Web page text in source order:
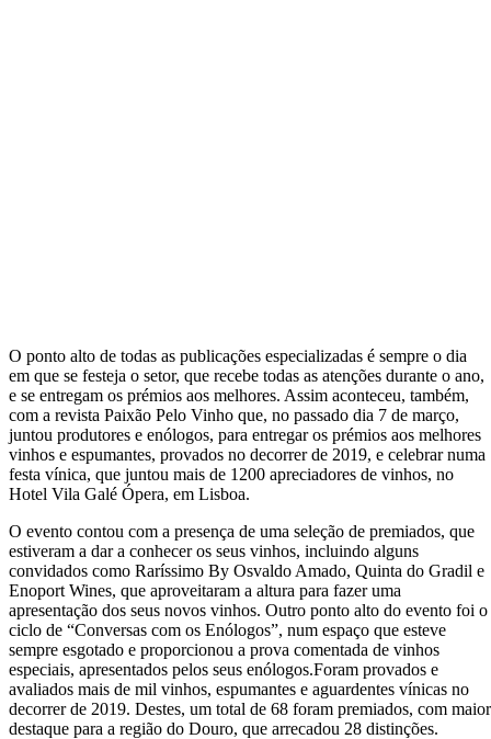
O ponto alto de todas as publicações especializadas é sempre o dia
em que se festeja o setor, que recebe todas as atenções durante o ano,
e se entregam os prémios aos melhores. Assim aconteceu, também,
com a revista Paixão Pelo Vinho que, no passado dia 7 de março,
juntou produtores e enólogos, para entregar os prémios aos melhores
vinhos e espumantes, provados no decorrer de 2019, e celebrar numa
festa vínica, que juntou mais de 1200 apreciadores de vinhos, no
Hotel Vila Galé Ópera, em Lisboa.
O evento contou com a presença de uma seleção de premiados, que
estiveram a dar a conhecer os seus vinhos, incluindo alguns
convidados como Raríssimo By Osvaldo Amado, Quinta do Gradil e
Enoport Wines, que aproveitaram a altura para fazer uma
apresentação dos seus novos vinhos. Outro ponto alto do evento foi o
ciclo de “Conversas com os Enólogos”, num espaço que esteve
sempre esgotado e proporcionou a prova comentada de vinhos
especiais, apresentados pelos seus enólogos.Foram provados e
avaliados mais de mil vinhos, espumantes e aguardentes vínicas no
decorrer de 2019. Destes, um total de 68 foram premiados, com maior
destaque para a região do Douro, que arrecadou 28 distinções.